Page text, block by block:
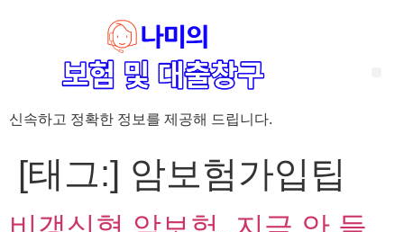
신속하고 정확한 정보를 제공해 드립니다.
[태그:] 암보험가입팁